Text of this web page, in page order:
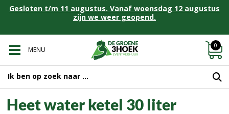
Gesloten t/m 11 augustus. Vanaf woensdag 12 augustus
zijn we weer geopend.
MENU
0
Heet water ketel 30 liter